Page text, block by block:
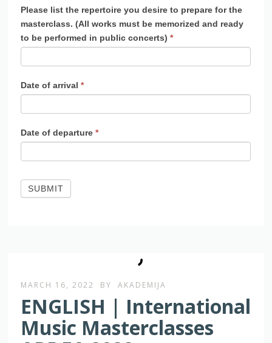
to be performed in public concerts)
Date of arrival*
Date of departure*
AKADEMIJA
ENGLISH | International
Music Masterclasses
ARDEA 2022